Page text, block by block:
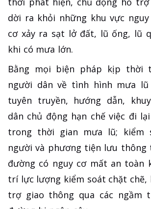
dời ra khỏi những khu vực
cơ xảy ra sạt lở đất, lũ ống, lũ
khi có mưa lớn.
Bằng mọi biện pháp kịp thời
người dân về tình hình mưa
tuyên truyền, hướng dẫn,
dân chủ động hạn chế việc đi
trong thời gian mưa lũ; kiểm
người và phương tiện lưu thông
đường có nguy cơ mất an toàn
trí lực lượng kiểm soát chặt chẽ,
trợ giao thông qua các ngầm